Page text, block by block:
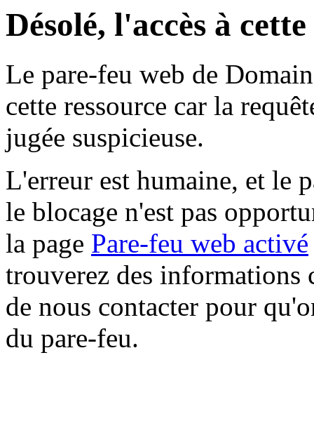
Désolé, l'accès à
Le pare-feu web de
cette ressource car la
jugée suspicieuse.
L'erreur est humaine, et le
le blocage n'est pas
la page Pare-feu web activé
trouverez des informations
de nous contacter pour
du pare-feu.